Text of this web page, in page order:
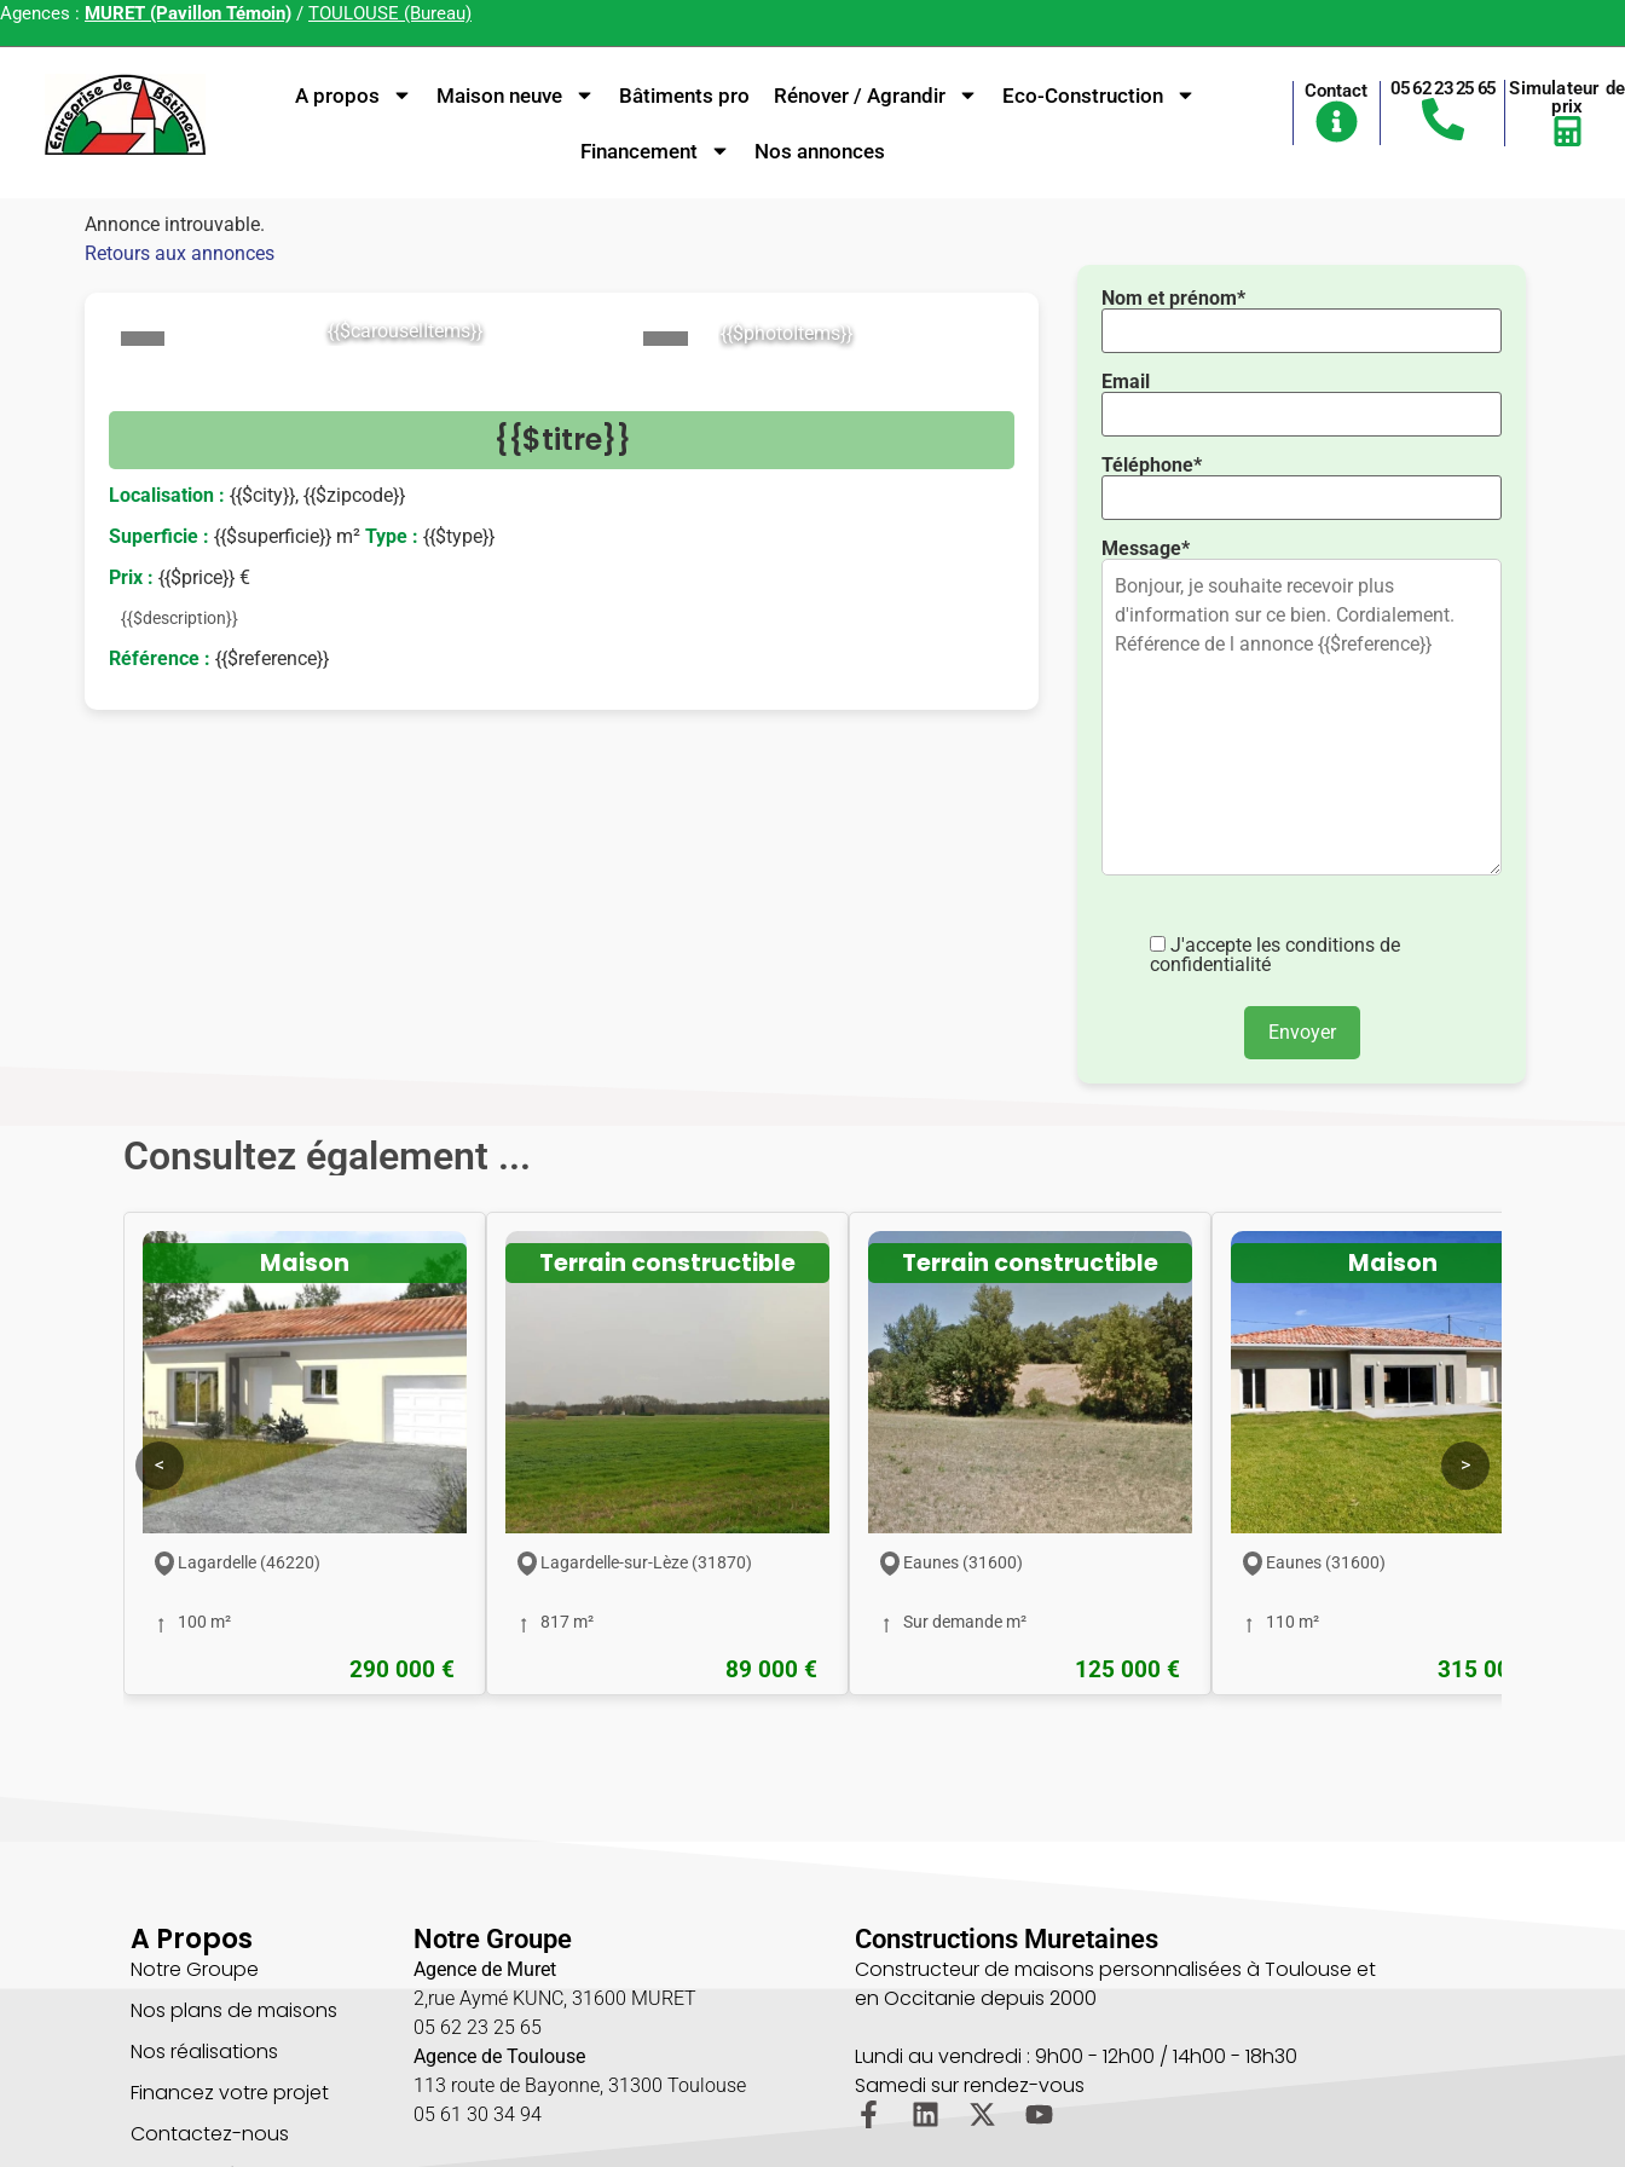
Agences : MURET (Pavillon Témoin) / TOULOUSE (Bureau)
A propos Maison neuve Bâtiments pro Rénover / Agrandir Eco-Construction
Financement Nos annonces
Contact 05 62 23 25 65
Simulateur de
prix
Annonce introuvable.
Retours aux annonces
{{$carouselItems}} {{$photoItems}}
{{$titre}}
Localisation : {{$city}}, {{$zipcode}}
Superficie : {{$superficie}} m² Type : {{$type}}
Prix : {{$price}} €
{{$description}}
Référence : {{$reference}}
Nom et prénom*
Email
Téléphone*
Message*
J'accepte les conditions de
confidentialité
Envoyer
Consultez également ...
<
Maison
Lagardelle (46220)
100 m²
290 000 €
Terrain constructible
Lagardelle-sur-Lèze (31870)
817 m²
89 000 €
Terrain constructible
Eaunes (31600)
Sur demande m²
125 000 €
Maison
Eaunes (31600)
110 m²
315 000 €
>
A Propos
Notre Groupe
Nos plans de maisons
Nos réalisations
Financez votre projet
Contactez-nous
Notre Groupe
Agence de Muret
2,rue Aymé KUNC, 31600 MURET
05 62 23 25 65
Agence de Toulouse
113 route de Bayonne, 31300 Toulouse
05 61 30 34 94
Constructions Muretaines
Constructeur de maisons personnalisées à Toulouse et
en Occitanie depuis 2000
Lundi au vendredi : 9h00 - 12h00 / 14h00 - 18h30
Samedi sur rendez-vous